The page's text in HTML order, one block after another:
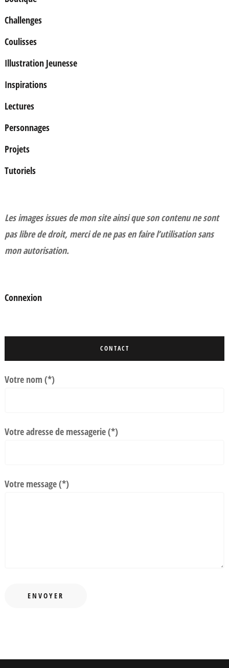
Challenges
Coulisses
Illustration Jeunesse
Inspirations
Lectures
Personnages
Projets
Tutoriels
Les images issues de mon site ainsi que son contenu ne sont
pas libre de droit, merci de ne pas en faire l’utilisation sans
mon autorisation.
Connexion
CONTACT
Votre nom (*)
Votre adresse de messagerie (*)
Votre message (*)